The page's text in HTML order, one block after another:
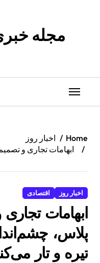
مجله
Home
اخبار روز
ابهامات تجاری و
اخبار روز اقتصادی
ابهامات
پلاس،
تیره و تار